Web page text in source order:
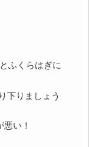
ふくらはぎに
下りましょう
い！